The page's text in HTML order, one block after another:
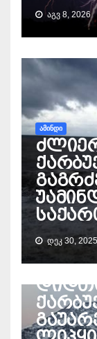
ᲐᲒᲕ 8, 2026
ᲐᲛᲘᲜᲓᲘ
ᲓᲔᲙ 30, 2025